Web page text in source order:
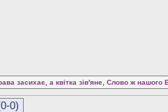
засихає, а квітка зів'яне, Слово ж нашого
0)